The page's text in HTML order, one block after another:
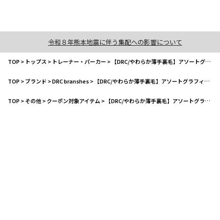
令和８年熊本地震に伴う集配への影響について
TOP> トップス > トレーナー・パーカー > 【DRC/やわらか薄手裏毛】アソートグラフィックトレーナー(WEB限定カラーあり）
TOP>ブランド >DRC branshes> 【DRC/やわらか薄手裏毛】アソートグラフィックトレーナー(WEB限定カラーあり）
TOP>その他>クーポン対象アイテム > 【DRC/やわらか薄手裏毛】アソートグラフィックトレーナー(WEB限定カラーあり）